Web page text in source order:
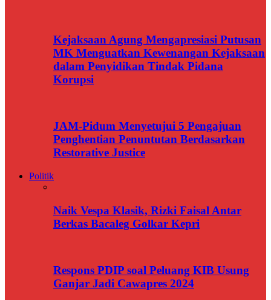
Kejaksaan Agung Mengapresiasi Putusan
MK Menguatkan Kewenangan Kejaksaan
dalam Penyidikan Tindak Pidana
Korupsi
JAM-Pidum Menyetujui 5 Pengajuan
Penghentian Penuntutan Berdasarkan
Restorative Justice
Politik
Naik Vespa Klasik, Rizki Faisal Antar
Berkas Bacaleg Golkar Kepri
Respons PDIP soal Peluang KIB Usung
Ganjar Jadi Cawapres 2024